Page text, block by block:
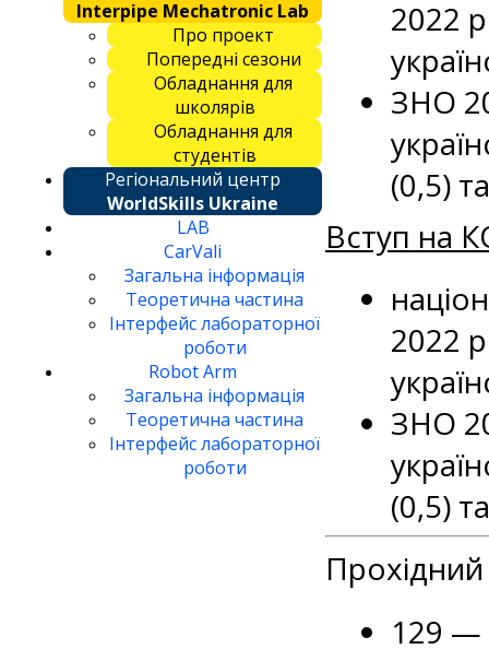
Interpipe Mechatronic Lab
Про проект
Попередні сезони
Обладнання для
школярів
Обладнання для
студентів
Регіональний центр
WorldSkills Ukraine
LAB
CarVali
Загальна інформація
Теоретична частина
Інтерфейс лабораторної
роботи
Robot Arm
Загальна інформація
Теоретична частина
Інтерфейс лабораторної
роботи
2022
ЗНО
(0,5)
Вступ на
2022
ЗНО
(0,5)
129 —